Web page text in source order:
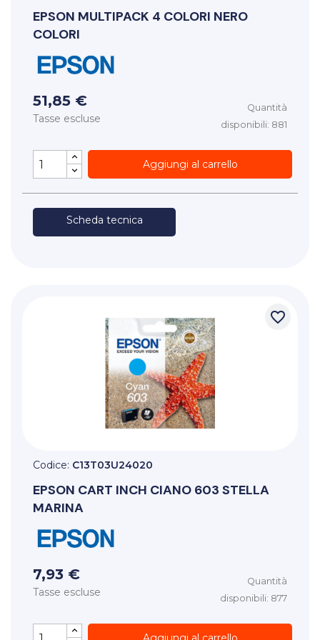
EPSON MULTIPACK 4 COLORI NERO
COLORI
51,85 €
Tasse escluse
Quantità
disponibili: 881
Aggiungi al carrello
Scheda tecnica
favorite_border
Codice: C13T03U24020
EPSON CART INCH CIANO 603 STELLA
MARINA
7,93 €
Tasse escluse
Quantità
disponibili: 877